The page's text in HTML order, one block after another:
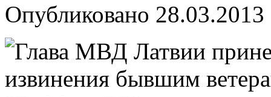
Опубликовано 28.03.2013